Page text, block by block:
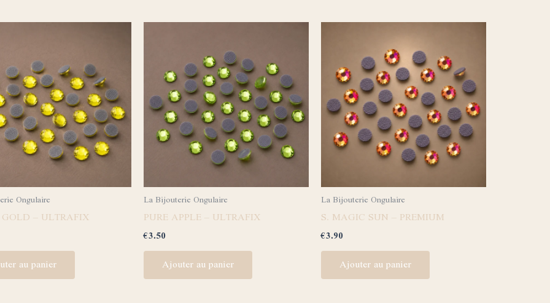
Ongulaire
– ULTRAFIX
au panier
La Bijouterie Ongulaire
PURE APPLE – ULTRAFIX
€3.50
Ajouter au panier
La Bijouterie Ongulaire
S. MAGIC SUN – PREMIUM
€3.90
Ajouter au panier